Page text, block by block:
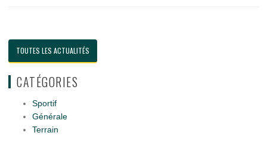
TOUTES LES ACTUALITÉS
CATÉGORIES
Sportif
Générale
Terrain